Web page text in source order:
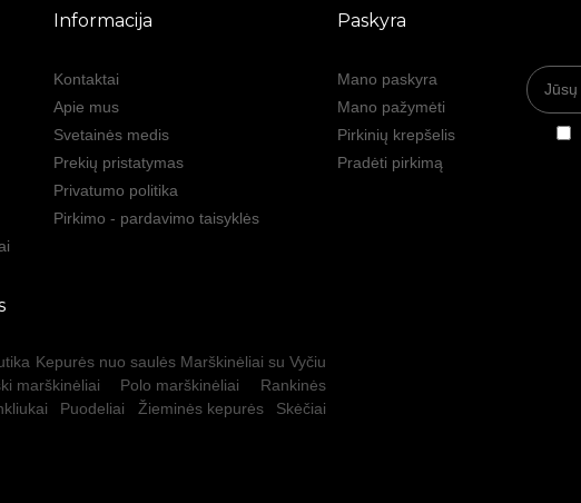
Informacija
Kontaktai
Apie mus
Svetainės medis
Prekių pristatymas
Privatumo politika
Pirkimo - pardavimo taisyklės
Paskyra
Mano paskyra
Mano pažymėti
Pirkinių krepšelis
Pradėti pirkimą
Kepurės nuo saulės Marškinėliai su Vyčiu
marškinėliai Polo marškinėliai
Rankinės
Puodeliai Žieminės kepurės Skėčiai